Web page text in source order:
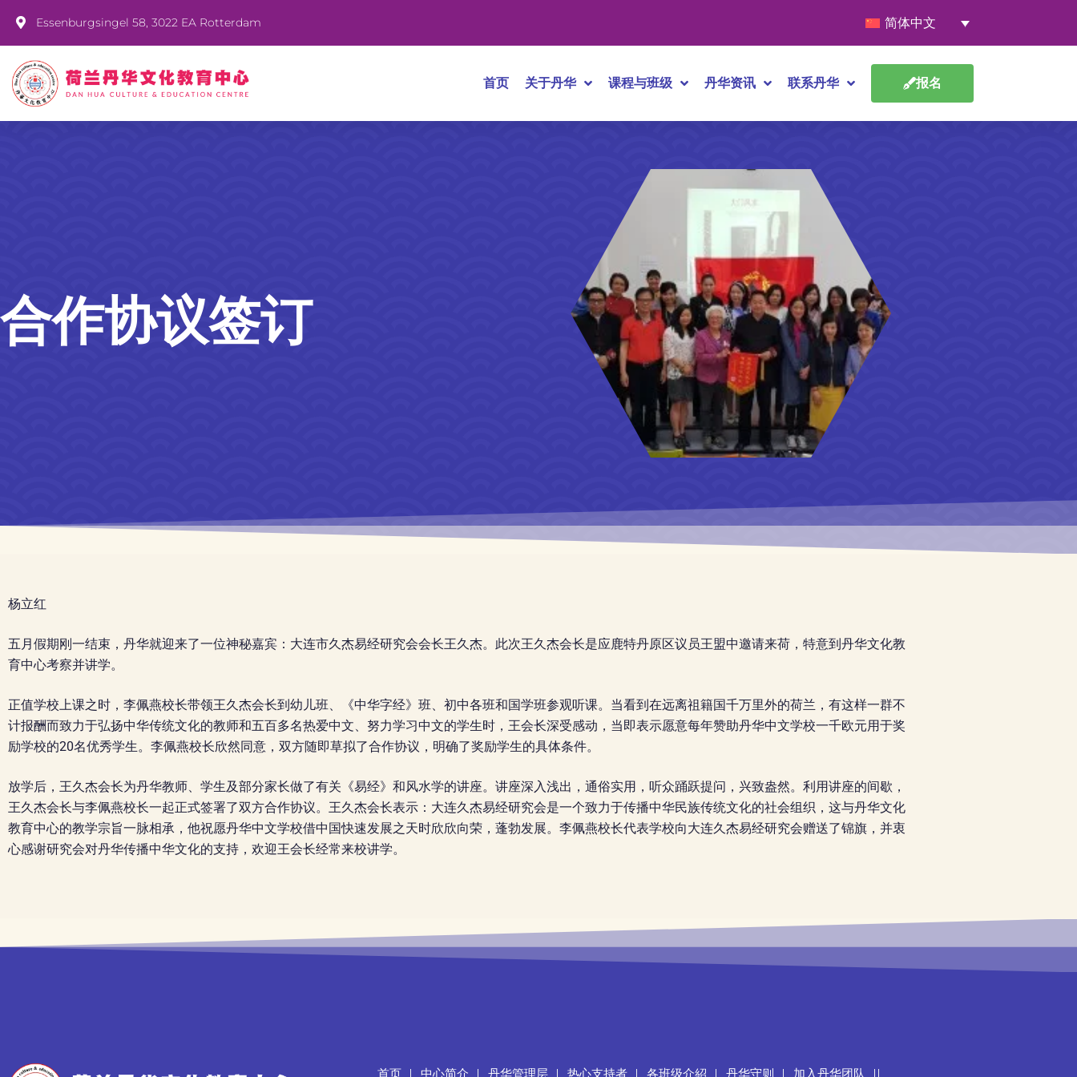
Essenburgsingel 58, 3022 EA Rotterdam 简体中文
首页 关于丹华 课程与班级 丹华资讯 联系丹华 报名
合作协议签订
杨立红
五月假期刚一结束，丹华就迎来了一位神秘嘉宾：大连市久杰易经研究会会长王久杰。此次王久杰会长是应鹿特丹原区议员王盟中邀请来荷，特意到丹华文化教
育中心考察并讲学。
正值学校上课之时，李佩燕校长带领王久杰会长到幼儿班、《中华字经》班、初中各班和国学班参观听课。当看到在远离祖籍国千万里外的荷兰，有这样一群不
计报酬而致力于弘扬中华传统文化的教师和五百多名热爱中文、努力学习中文的学生时，王会长深受感动，当即表示愿意每年赞助丹华中文学校一千欧元用于奖
励学校的20名优秀学生。李佩燕校长欣然同意，双方随即草拟了合作协议，明确了奖励学生的具体条件。
放学后，王久杰会长为丹华教师、学生及部分家长做了有关《易经》和风水学的讲座。讲座深入浅出，通俗实用，听众踊跃提问，兴致盎然。利用讲座的间歇，
王久杰会长与李佩燕校长一起正式签署了双方合作协议。王久杰会长表示：大连久杰易经研究会是一个致力于传播中华民族传统文化的社会组织，这与丹华文化
教育中心的教学宗旨一脉相承，他祝愿丹华中文学校借中国快速发展之天时欣欣向荣，蓬勃发展。李佩燕校长代表学校向大连久杰易经研究会赠送了锦旗，并衷
心感谢研究会对丹华传播中华文化的支持，欢迎王会长经常来校讲学。
首页 中心简介 丹华管理层 热心支持者 各班级介紹 丹华守则 加入丹华团队